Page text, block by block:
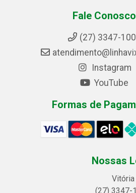
Fale Conosco
(27) 3347-
Instagram
YouTube
Formas de
Nossas
Vitória
(27) 3347-